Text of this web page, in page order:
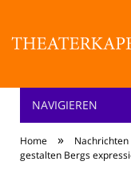
NAVIGIEREN
Home » Nachrichten
gestalten Bergs